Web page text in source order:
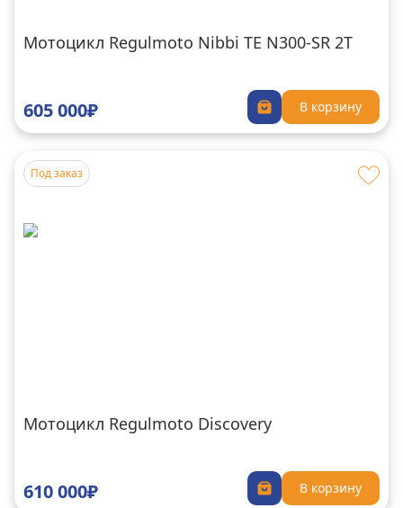
Мотоцикл Regulmoto Nibbi TE N300-SR 2T
605 000₽ В корзину
Под заказ
Мотоцикл Regulmoto Discovery
610 000₽ В корзину